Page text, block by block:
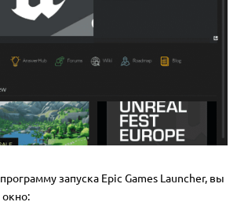
запуска Epic Games Launcher, вы